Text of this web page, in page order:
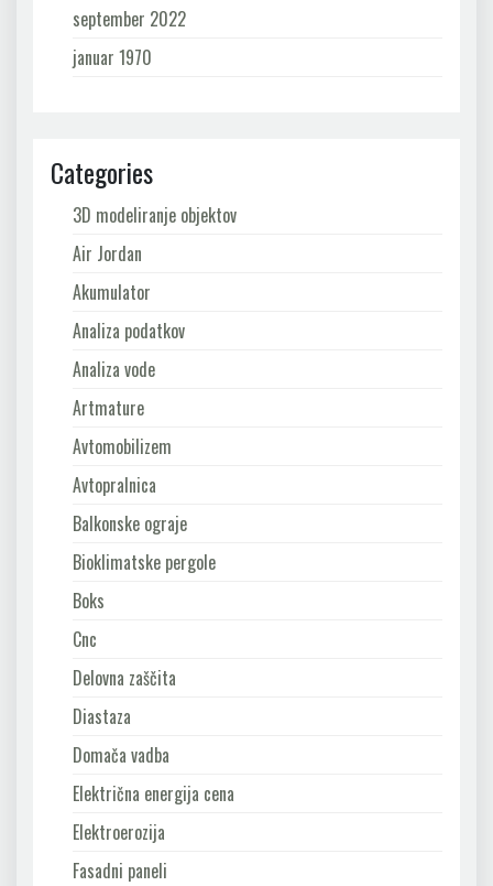
september 2022
januar 1970
Categories
3D modeliranje objektov
Air Jordan
Akumulator
Analiza podatkov
Analiza vode
Artmature
Avtomobilizem
Avtopralnica
Balkonske ograje
Bioklimatske pergole
Boks
Cnc
Delovna zaščita
Diastaza
Domača vadba
Električna energija cena
Elektroerozija
Fasadni paneli